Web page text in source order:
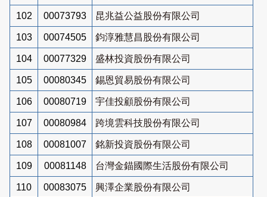
102 00073793 昆兆益公益股份有限公司
103 00074505 鈞淳雅慧昌股份有限公司
104 00077329 盛林投資股份有限公司
105 00080345 錫恩貿易股份有限公司
106 00080719 宇佳投顧股份有限公司
107 00080984 跨境雲科技股份有限公司
108 00081007 銘新投資股份有限公司
109 00081148 台灣金錨國際生活股份有限公司
110 00083075 興澤企業股份有限公司